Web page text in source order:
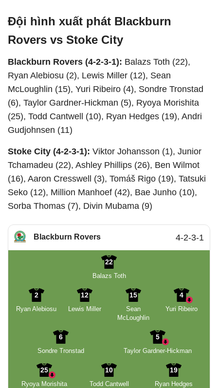
Đội hình xuất phát Blackburn
Rovers vs Stoke City
Blackburn Rovers (4-2-3-1): Balazs Toth (22),
Ryan Alebiosu (2), Lewis Miller (12), Sean
McLoughlin (15), Yuri Ribeiro (4), Sondre Tronstad
(6), Taylor Gardner-Hickman (5), Ryoya Morishita
(25), Todd Cantwell (10), Ryan Hedges (19), Andri
Gudjohnsen (11)
Stoke City (4-2-3-1): Viktor Johansson (1), Junior
Tchamadeu (22), Ashley Phillips (26), Ben Wilmot
(16), Aaron Cresswell (3), Tomáš Rigo (19), Tatsuki
Seko (12), Million Manhoef (42), Bae Junho (10),
Sorba Thomas (7), Divin Mubama (9)
Blackburn Rovers 4-2-3-1
22
Balazs Toth
2
Ryan Alebiosu
12
Lewis Miller
15
Sean
McLoughlin
4
Yuri Ribeiro
6
Sondre Tronstad
5
Taylor Gardner-Hickman
25
Ryoya Morishita
10
Todd Cantwell
19
Ryan Hedges